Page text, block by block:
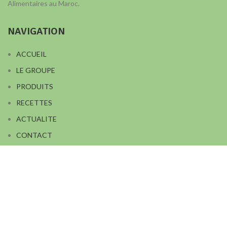
Alimentaires au Maroc.
NAVIGATION
ACCUEIL
LE GROUPE
PRODUITS
RECETTES
ACTUALITE
CONTACT